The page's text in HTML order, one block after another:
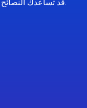
قد تساعدك النصائح التالية في عملية تصميم شعار الحلاق.